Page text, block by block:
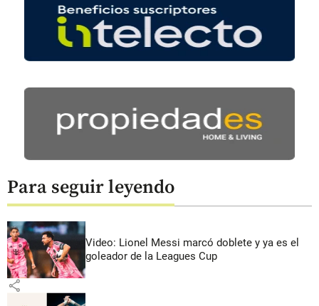
Para seguir leyendo
Video: Lionel Messi marcó doblete y ya es el
goleador de la Leagues Cup
share